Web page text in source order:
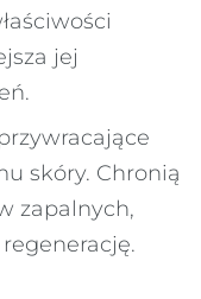
jej
skóry. Chronią
zapalnych,